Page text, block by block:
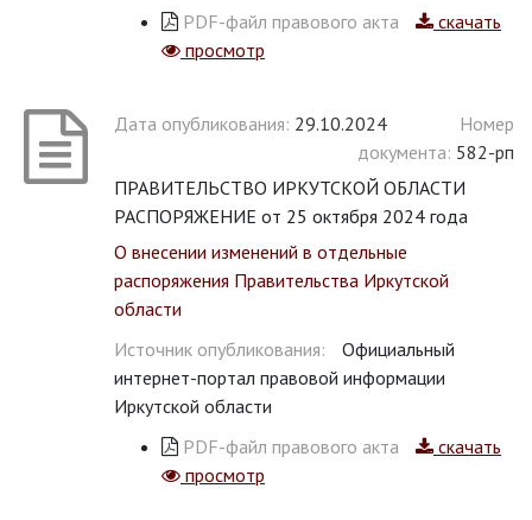
PDF-файл правового акта
скачать
просмотр
Дата опубликования: 29.10.2024
Номер
документа: 582-рп
ПРАВИТЕЛЬСТВО ИРКУТСКОЙ ОБЛАСТИ
РАСПОРЯЖЕНИЕ от 25 октября 2024 года
О внесении изменений в отдельные
распоряжения Правительства Иркутской
области
Источник опубликования:
Официальный
интернет-портал правовой информации
Иркутской области
PDF-файл правового акта
скачать
просмотр